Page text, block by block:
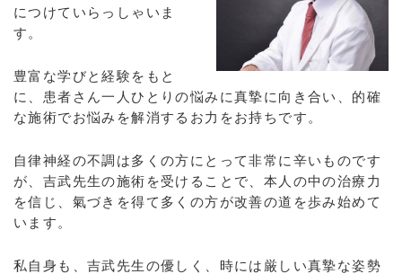
につけていらっしゃいま
す。
豊富な学びと経験をもと
に、患者さん一人ひとりの悩みに真摯に向き合い、的確
な施術でお悩みを解消するお力をお持ちです。
自律神経の不調は多くの方にとって非常に辛いものです
が、吉武先生の施術を受けることで、本人の中の治療力
を信じ、氣づきを得て多くの方が改善の道を歩み始めて
います。
私自身も、吉武先生の優しく、時には厳しい真摯な姿勢